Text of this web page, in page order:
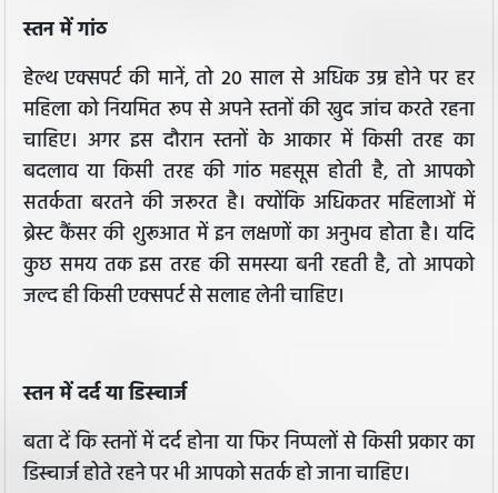
स्तन में गांठ
हेल्थ एक्सपर्ट की मानें, तो 20 साल से अधिक उम्र होने पर हर
महिला को नियमित रूप से अपने स्तनों की खुद जांच करते रहना
चाहिए। अगर इस दौरान स्तनों के आकार में किसी तरह का
बदलाव या किसी तरह की गांठ महसूस होती है, तो आपको
सतर्कता बरतने की जरूरत है। क्योंकि अधिकतर महिलाओं में
ब्रेस्ट कैंसर की शुरूआत में इन लक्षणों का अनुभव होता है। यदि
कुछ समय तक इस तरह की समस्या बनी रहती है, तो आपको
जल्द ही किसी एक्सपर्ट से सलाह लेनी चाहिए।
स्तन में दर्द या डिस्चार्ज
बता दें कि स्तनों में दर्द होना या फिर निप्पलों से किसी प्रकार का
डिस्चार्ज होते रहने पर भी आपको सतर्क हो जाना चाहिए।